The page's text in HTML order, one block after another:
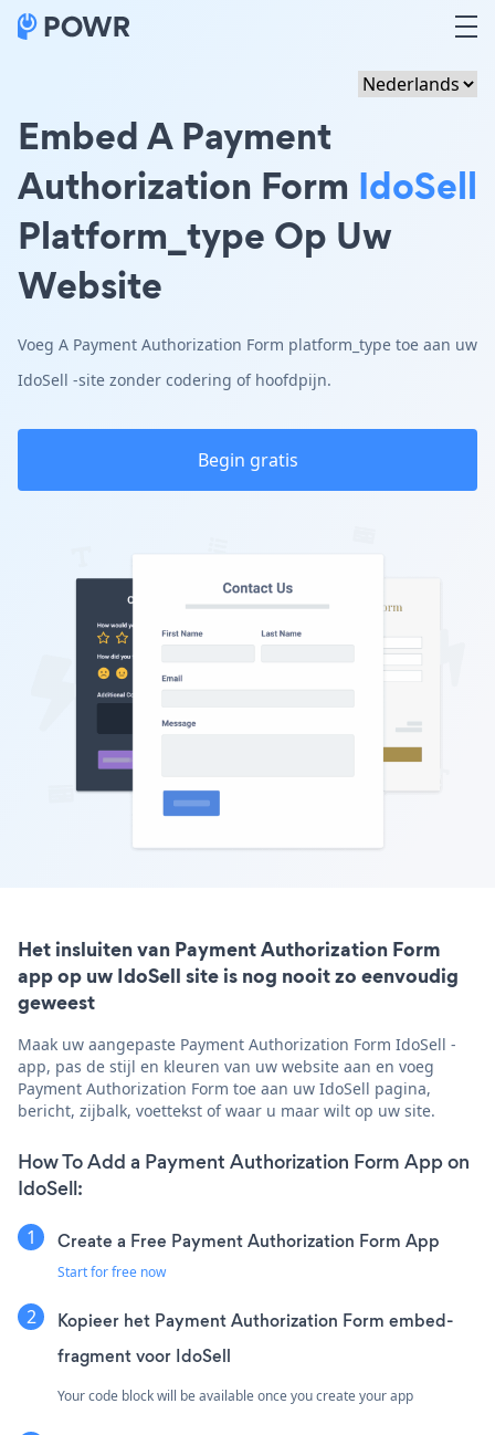
Embed A Payment
Authorization Form IdoSell
Platform_type Op Uw
Website
Voeg A Payment Authorization Form platform_type toe aan uw
IdoSell -site zonder codering of hoofdpijn.
Begin gratis
Het insluiten van Payment Authorization Form
app op uw IdoSell site is nog nooit zo eenvoudig
geweest
Maak uw aangepaste Payment Authorization Form IdoSell -
app, pas de stijl en kleuren van uw website aan en voeg
Payment Authorization Form toe aan uw IdoSell pagina,
bericht, zijbalk, voettekst of waar u maar wilt op uw site.
How To Add a Payment Authorization Form App on
IdoSell:
Create a Free Payment Authorization Form App
Start for free now
Kopieer het Payment Authorization Form embed-
fragment voor IdoSell
Your code block will be available once you create your app